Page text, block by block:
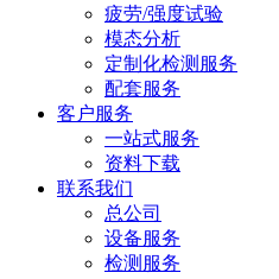
疲劳/强度试验
模态分析
定制化检测服务
配套服务
客户服务
一站式服务
资料下载
联系我们
总公司
设备服务
检测服务